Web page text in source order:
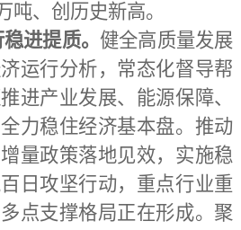
吨、创历史新高。
进提质。 健全高质量发展
运行分析，常态化督导帮
进产业发展、能源保障、
力稳住经济基本盘。推动
量政策落地见效，实施稳
日攻坚行动，重点行业重
点支撑格局正在形成。聚